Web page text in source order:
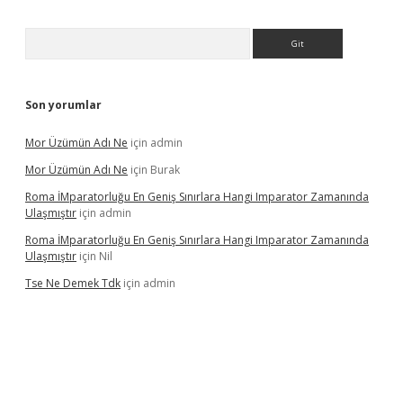
Son yorumlar
Mor Üzümün Adı Ne için admin
Mor Üzümün Adı Ne için Burak
Roma İMparatorluğu En Geniş Sınırlara Hangi Imparator Zamanında
Ulaşmıştır için admin
Roma İMparatorluğu En Geniş Sınırlara Hangi Imparator Zamanında
Ulaşmıştır için Nil
Tse Ne Demek Tdk için admin